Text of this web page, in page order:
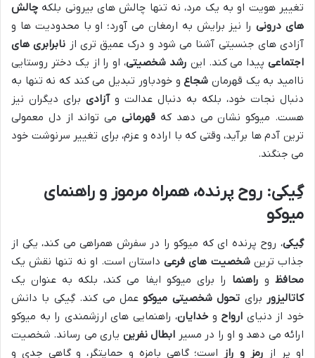
تغییر هویت او به یک مرد، نه تنها چالش های بیرونی بلکه چالش
های درونیرا نیز برایش به ارمغان می آورد؛ او با محدودیت ها و
آزادی های جنسیتی آشنا می شود و درک عمیق تری از نابرابری های
اجتماعیپیدا می کند. این رشد شخصیتی، او را از یک دختر روستایی
ناامید به یک قهرمان شجاعو خودباور تبدیل می کند که نه تنها به
دنبال نجات خود، بلکه به دنبال عدالت وآزادی برای دیگران نیز
هست. میوکو نشان می دهد که قهرمانیمی تواند از دل معمولی
ترین آدم ها برآید، وقتی که با اراده و عزم، برای تغییر سرنوشت خود
می جنگند.
گِیکی: روح پرنده، همراه مرموز و راهنمای
میوکو
گِیکی، روح پرنده ای که میوکو را در سفرش همراهی می کند، یکی از
جذاب ترینشخصیت های فرعیداستان است. او نه تنها نقش یک
محافظو راهنما را برای میوکو ایفا می کند، بلکه به عنوان یک
کاتالیزور برای تحول شخصیتی میوکوعمل می کند. گِیکی با دانش
خود از دنیای ارواح و خدایان، راهنمایی های ارزشمندی را به میوکو
ارائه می دهد و او را در مسیر ابطال نفرین یاری می رساند. شخصیت
او پر از رمز و راز است؛ گاهی بامزه و حمایتگر، و گاهی جدی و